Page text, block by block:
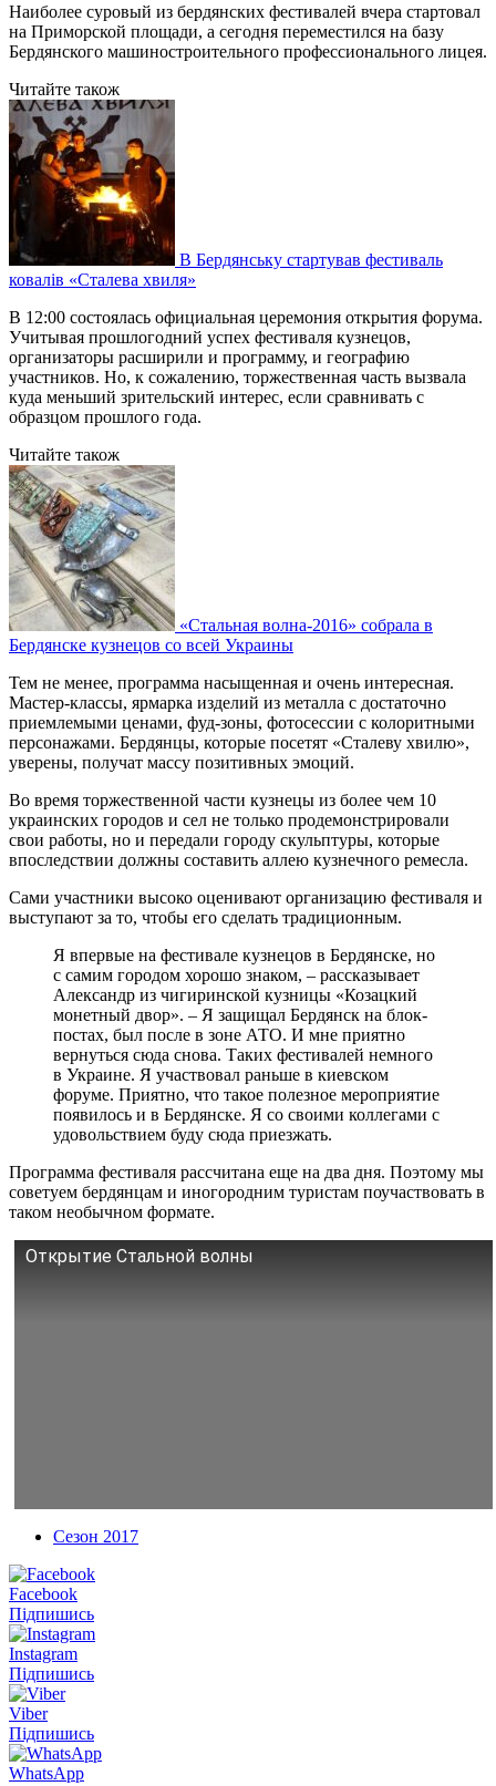
Наиболее суровый из бердянских фестивалей вчера стартовал
на Приморской площади, а сегодня переместился на базу
Бердянского машиностроительного профессионального лицея.
Читайте також
В Бердянську стартував фестиваль
ковалів «Сталева хвиля»
В 12:00 состоялась официальная церемония открытия форума.
Учитывая прошлогодний успех фестиваля кузнецов,
организаторы расширили и программу, и географию
участников. Но, к сожалению, торжественная часть вызвала
куда меньший зрительский интерес, если сравнивать с
образцом прошлого года.
Читайте також
«Стальная волна-2016» собрала в
Бердянске кузнецов со всей Украины
Тем не менее, программа насыщенная и очень интересная.
Мастер-классы, ярмарка изделий из металла с достаточно
приемлемыми ценами, фуд-зоны, фотосессии с колоритными
персонажами. Бердянцы, которые посетят «Сталеву хвилю»,
уверены, получат массу позитивных эмоций.
Во время торжественной части кузнецы из более чем 10
украинских городов и сел не только продемонстрировали
свои работы, но и передали городу скульптуры, которые
впоследствии должны составить аллею кузнечного ремесла.
Сами участники высоко оценивают организацию фестиваля и
выступают за то, чтобы его сделать традиционным.
Я впервые на фестивале кузнецов в Бердянске, но
с самим городом хорошо знаком, – рассказывает
Александр из чигиринской кузницы «Козацкий
монетный двор». – Я защищал Бердянск на блок-
постах, был после в зоне АТО. И мне приятно
вернуться сюда снова. Таких фестивалей немного
в Украине. Я участвовал раньше в киевском
форуме. Приятно, что такое полезное мероприятие
появилось и в Бердянске. Я со своими коллегами с
удовольствием буду сюда приезжать.
Программа фестиваля рассчитана еще на два дня. Поэтому мы
советуем бердянцам и иногородним туристам поучаствовать в
таком необычном формате.
Открытие Стальной волны
Сезон 2017
Facebook
Підпишись
Instagram
Підпишись
Viber
Підпишись
WhatsApp